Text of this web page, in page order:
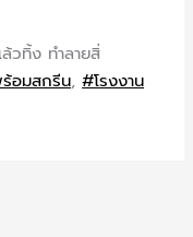
วทิ้ง ทำลายสิ่
อมสกรีน,#โรงงาน